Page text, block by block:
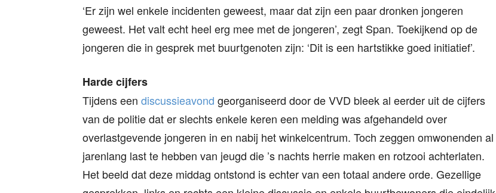
‘Er zijn wel enkele incidenten geweest, maar dat zijn een paar dronken jongeren
geweest. Het valt echt heel erg mee met de jongeren’, zegt Span. Toekijkend op de
jongeren die in gesprek met buurtgenoten zijn: ‘Dit is een hartstikke goed initiatief’.
Harde cijfers
Tijdens een discussieavond georganiseerd door de VVD bleek al eerder uit de cijfers
van de politie dat er slechts enkele keren een melding was afgehandeld over
overlastgevende jongeren in en nabij het winkelcentrum. Toch zeggen omwonenden al
jarenlang last te hebben van jeugd die ’s nachts herrie maken en rotzooi achterlaten.
Het beeld dat deze middag ontstond is echter van een totaal andere orde. Gezellige